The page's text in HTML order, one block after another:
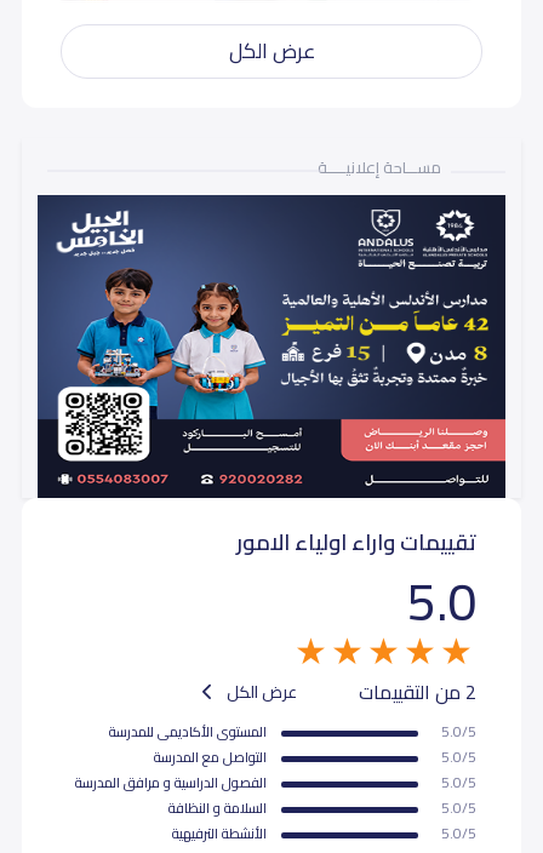
عرض الكل
مســـاحة إعلانيـــــة
تقييمات واراء اولياء الامور
5.0
2 من التقييمات عرض الكل
5.0/5
المستوى اﻷكاديمى للمدرسة
5.0/5
التواصل مع المدرسة
5.0/5
الفصول الدراسية و مرافق المدرسة
5.0/5
السلامة و النظافة
5.0/5
اﻷنشطة الترفيهية